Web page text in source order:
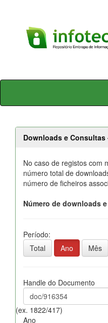
Skip
Downloads e
No caso de registos com
número total de
número de ficheiros
Número de downloads
Período:
Total
Ano Mês
Handle do Documento
(ex. 1822/417)
Ano